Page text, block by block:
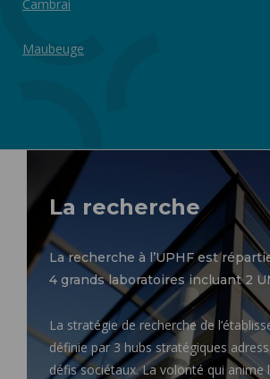
Cambrai
Maubeuge
La recherche
La recherche à l’UPHF est
4 grands laboratoires incluant 2
La stratégie de recherche de
définie par 3 hubs stratégiques
défis sociétaux. La volonté qui anime